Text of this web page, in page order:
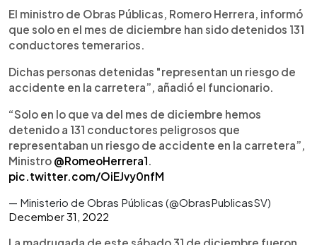
Escuchar artículo
El ministro de Obras Públicas, Romero Herrera, informó
que solo en el mes de diciembre han sido detenidos 131
conductores temerarios.
Dichas personas detenidas "representan un riesgo de
accidente en la carretera”, añadió el funcionario.
“Solo en lo que va del mes de diciembre hemos
detenido a 131 conductores peligrosos que
representaban un riesgo de accidente en la carretera”,
Ministro @RomeoHerrera1
pic.twitter.com/OiEJvy0nfM
— Ministerio de Obras Públicas (@ObrasPublicasSV)
December 31, 2022
La madrugada de este sábado 31 de diciembre fueron